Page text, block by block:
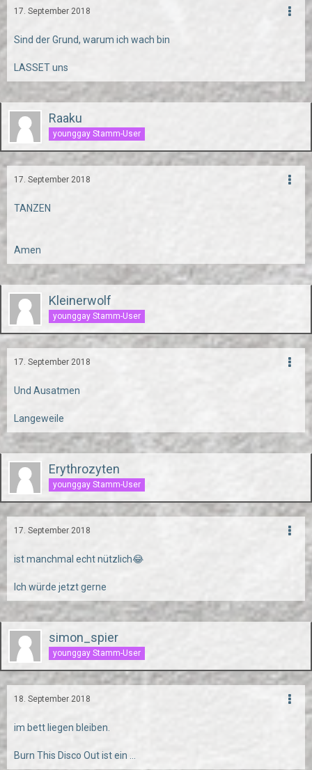
17. September 2018
Sind der Grund, warum ich wach bin
LASSET uns
Raaku
younggay Stamm-User
17. September 2018
TANZEN
Amen
Kleinerwolf
younggay Stamm-User
17. September 2018
Und Ausatmen
Langeweile
Erythrozyten
younggay Stamm-User
17. September 2018
ist manchmal echt nützlich😂
Ich würde jetzt gerne
simon_spier
younggay Stamm-User
18. September 2018
im bett liegen bleiben.
Burn This Disco Out ist ein ...